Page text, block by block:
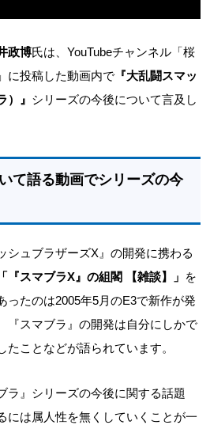
政博氏は、YouTubeチャンネル「桜
に投稿した動画内で 『大乱闘スマッ
）』 シリーズの今後について言及し
て語る動画でシリーズの今
シュブラザーズX』の開発に携わる
「『スマブラX』の組閣 【雑談】」 を
ったのは2005年5月のE3で新作が発
『スマブラ』の開発は自分にしかで
たことなどが語られています。
ラ』シリーズの今後に関する話題
には属人性を無くしていくことが一